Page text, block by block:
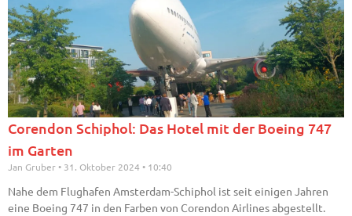
Corendon Schiphol: Das Hotel mit der Boeing 747
im Garten
Jan Gruber 31. Oktober 2024 10:40
Nahe dem Flughafen Amsterdam-Schiphol ist seit einigen Jahren
eine Boeing 747 in den Farben von Corendon Airlines abgestellt.